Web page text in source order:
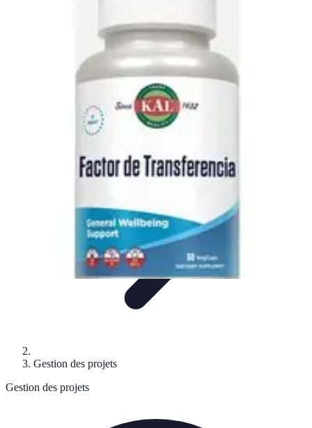
Gestion des Parties Prenantes
Gestion de Projet Comparatifs
Projets Matures
Gestion des projets
Gestion des projets